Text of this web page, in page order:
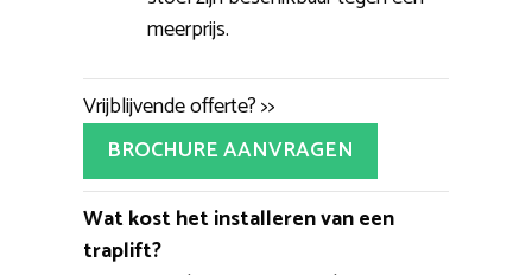
meerprijs.
Vrijblijvende offerte? >>
BROCHURE AANVRAGEN
Wat kost het installeren van een
traplift?